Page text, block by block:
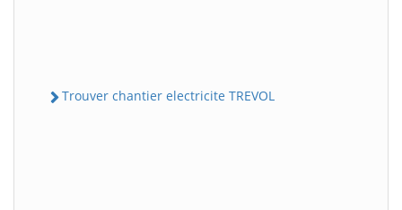
Trouver chantier electricite TREVOL